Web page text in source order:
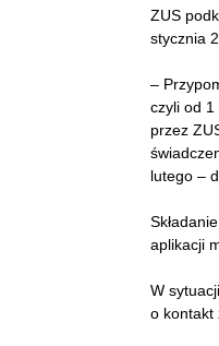
ZUS
stycznia
–
czyli od 1
przez
lutego –
aplikacji
W
o kontakt